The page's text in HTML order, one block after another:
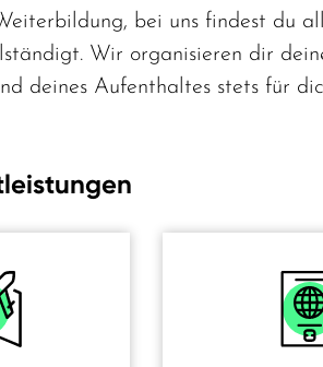
bei uns findest du
Wir organisieren dir
deines Aufenthaltes stets für